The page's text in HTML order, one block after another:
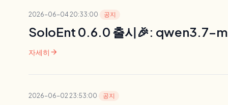
2026-06-04 20:33:00· 공지
SoloEnt 0.6.0 출시🎉: qwen3.7-
자세히 arrow_forward
2026-06-02 23:53:00· 공지